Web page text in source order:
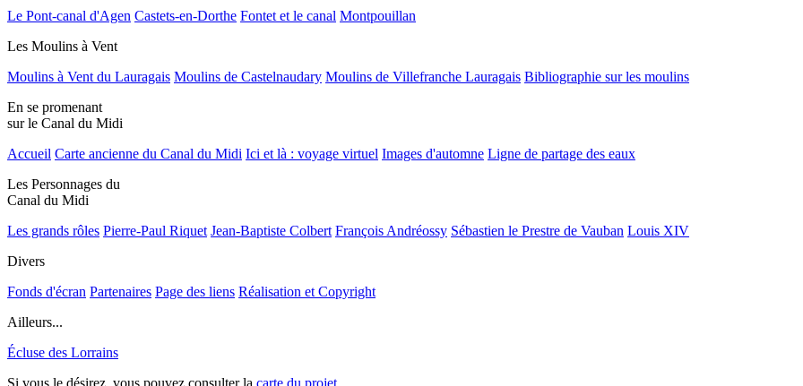
Le Pont-canal d'Agen Castets-en-Dorthe Fontet et le canal Montpouillan
Les Moulins à Vent
Moulins à Vent du Lauragais Moulins de Castelnaudary Moulins de Villefranche Lauragais Bibliographie sur les moulins
En se promenant
sur le Canal du Midi
Accueil Carte ancienne du Canal du Midi Ici et là : voyage virtuel Images d'automne Ligne de partage des eaux
Les Personnages du
Canal du Midi
Les grands rôles Pierre-Paul Riquet Jean-Baptiste Colbert François Andréossy Sébastien le Prestre de Vauban Louis XIV
Divers
Fonds d'écran Partenaires Page des liens Réalisation et Copyright
Ailleurs...
Écluse des Lorrains
Si vous le désirez, vous pouvez consulter la carte du projet.